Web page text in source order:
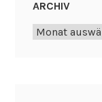
ARCHIV
Archiv